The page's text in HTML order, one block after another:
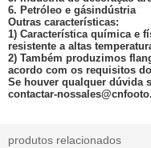
6. Petróleo e gásindústria
Outras características:
1) Característica química e
resistente a altas
2) Também produzimos
acordo com os requisitos
Se houver qualquer dúvida
contactar-nos
produtos relacionados